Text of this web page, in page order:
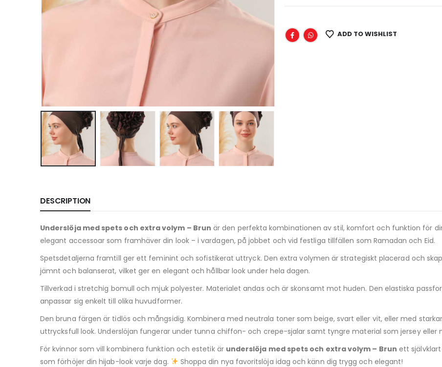
ADD TO WISHLIST
DESCRIPTION
Underslöja med spets och extra volym – Brun är den perfekta kombinationen av stil, komfort och funktion för
elegant accessoar som framhäver din look – i vardagen, på jobbet och vid festliga tillfällen som Ramadan och Eid.
Spetsdetaljerna framtill ger ett feminint och sofistikerat uttryck. Den extra volymen är strategiskt placerad och
jämnt och balanserat, vilket ger en elegant och hållbar look under hela dagen.
Tillverkad i stretchig bomull och mjuk polyester. Materialet andas och är skonsamt mot huden. Den elastiska
anpassar sig enkelt till olika huvudformer.
Den bruna färgen är tidlös och mångsidig. Kombinera med neutrala toner som beige, svart eller vit, eller med
uttrycksfull look. Underslöjan fungerar under tunna chiffon- och crepe-sjalar samt tyngre material som jersey eller
För kvinnor som vill kombinera funktion och estetik är underslöja med spets och extra volym – Brun ett
som förhöjer din hijab-look varje dag.
Shoppa din nya favoritslöja idag och känn dig trygg och elegant!